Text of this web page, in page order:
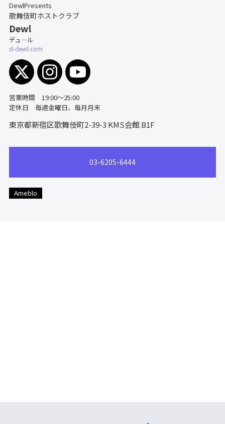
DewlPresents
歌舞伎町ホストクラブ
Dewl
デュ―ル
d-dewl.com
営業時間 19:00～25:00
定休日 毎週金曜日、毎月月末
東京都新宿区歌舞伎町2-39-3 KMS会館 B1F
03-6205-6444
Ameblo